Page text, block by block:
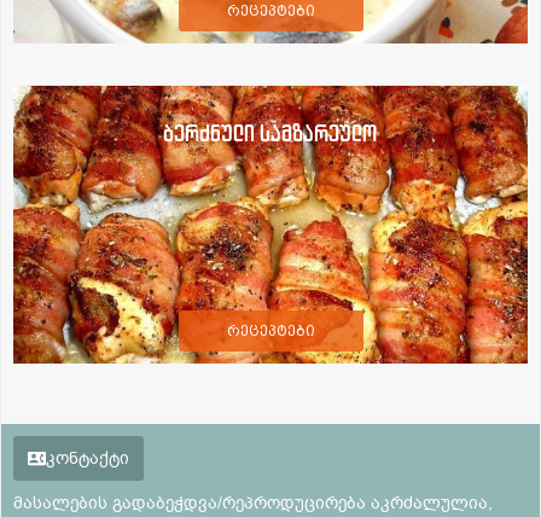
რეცეპტები
ბერძნული სამზარეულო
რეცეპტები
კონტაქტი
მასალების გადაბეჭდვა/რეპროდუცირება აკრძალულია,